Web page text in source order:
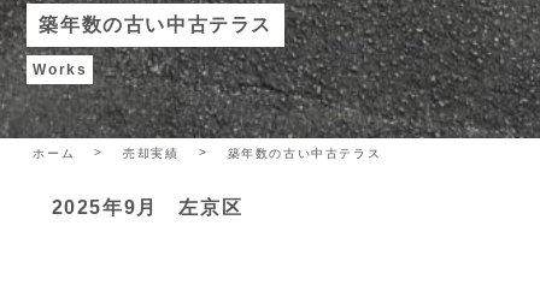
築年数の古い中古テラス
Works
ホーム 売却実績 築年数の古い中古テラス
2025年9月 左京区